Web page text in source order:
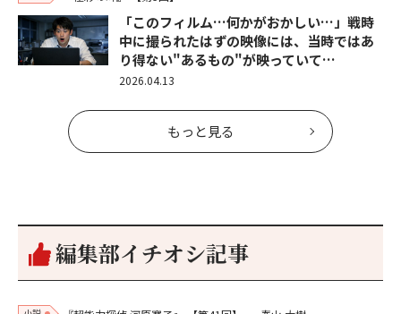
「このフィルム…何かがおかしい…」戦時
中に撮られたはずの映像には、当時ではあ
り得ない"あるもの"が映っていて…
2026.04.13
もっと見る
編集部イチオシ記事